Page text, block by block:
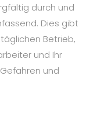
durch und
Dies gibt
Betrieb,
und Ihr
und